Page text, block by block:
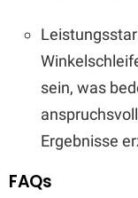
sein, was
Ergebnisse
FAQs